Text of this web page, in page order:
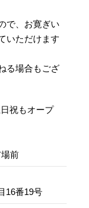
で、お寛ぎい
いただけます
る場合もござ
祝もオープ
前
16番19号